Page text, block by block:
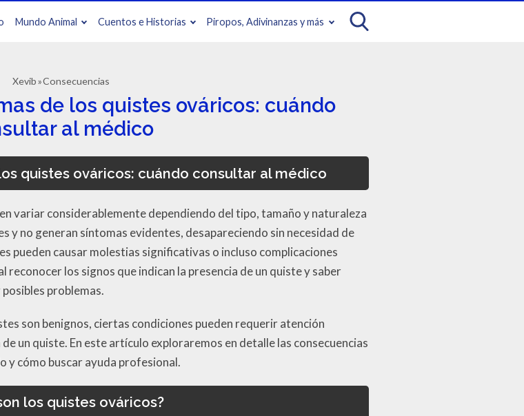
Mundo Animal Cuentos e Historias Piropos, Adivinanzas y más
Xevib Consecuencias
de los quistes ováricos: cuándo
al médico
quistes ováricos: cuándo consultar al médico
variar considerablemente dependiendo del tipo, tamaño y naturaleza
y no generan síntomas evidentes, desapareciendo sin necesidad de
pueden causar molestias significativas o incluso complicaciones
reconocer los signos que indican la presencia de un quiste y saber
problemas.
son benignos, ciertas condiciones pueden requerir atención
un quiste. En este artículo exploraremos en detalle las consecuencias
y cómo buscar ayuda profesional.
los quistes ováricos?